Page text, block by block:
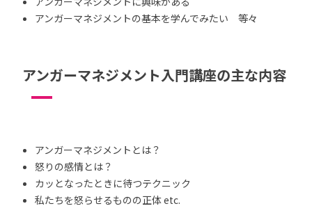
アンガーマネジメントの基本を学んでみたい 等々
アンガーマネジメント入門講座の主な内容
アンガーマネジメントとは？
怒りの感情とは？
カッとなったときに待つテクニック
私たちを怒らせるものの正体 etc.